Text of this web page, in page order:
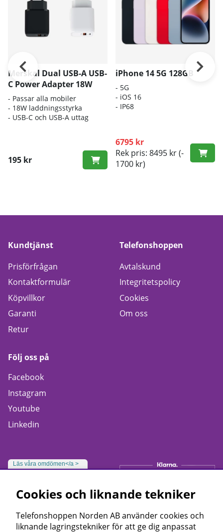
Merskal Dual USB-A USB-
C Power Adapter 18W
- Passar alla mobiler
- 18W laddningsstyrka
- USB-C och USB-A uttag
195 kr
iPhone 14 5G 128GB
- 5G
- iOS 16
- IP68
6795 kr
Rek pris: 8495 kr(-
1700 kr)
Kundtjänst
Prisförfrågan
Kontaktformulär
Köpvillkor
Garanti
Retur
Telefonshoppen
Avtalskund
Integritetspolicy
Cookies
Om oss
Följ oss på
Facebook
Instagram
Youtube
Linkedin
Läs våra omdömen</a >
Cookies och liknande tekniker
Telefonshoppen Norden AB använder cookies och
liknande lagringstekniker för att ge dig anpassat